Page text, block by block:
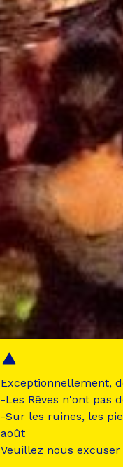
Exceptionnellement,
-Les Rêves n'ont pas
-Sur les ruines, les
août
Veuillez nous